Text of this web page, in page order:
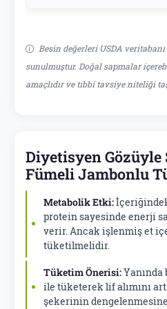
Besin değerleri USDA
sunulmuştur. Doğal sapmalar
amaçlıdır ve tıbbi tavsiye niteliği
Diyetisyen
Fümeli Jambonlu
Metabolik Etki:
protein sayesinde enerji
verir. Ancak işlenmiş et
tüketilmelidir.
Tüketim Önerisi:
ile tüketerek lif alımını
şekerinin